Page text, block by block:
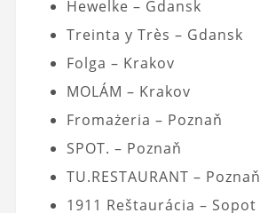
Hewelke – Gdansk
Treinta y Très – Gdansk
Folga – Krakov
MOLÁM – Krakov
Fromażeria – Poznaň
SPOT. – Poznaň
TU.RESTAURANT – Poznaň
1911 Reštaurácia – Sopot